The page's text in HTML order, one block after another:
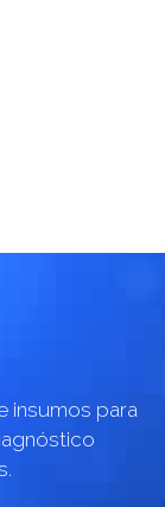
insumos para